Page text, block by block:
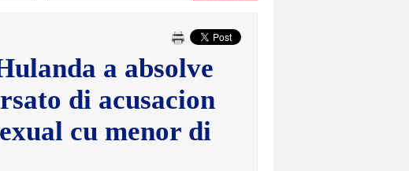
a absolve
di acusacion
cu menor di